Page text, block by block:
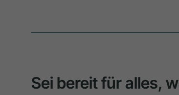
Sei bereit für alles,